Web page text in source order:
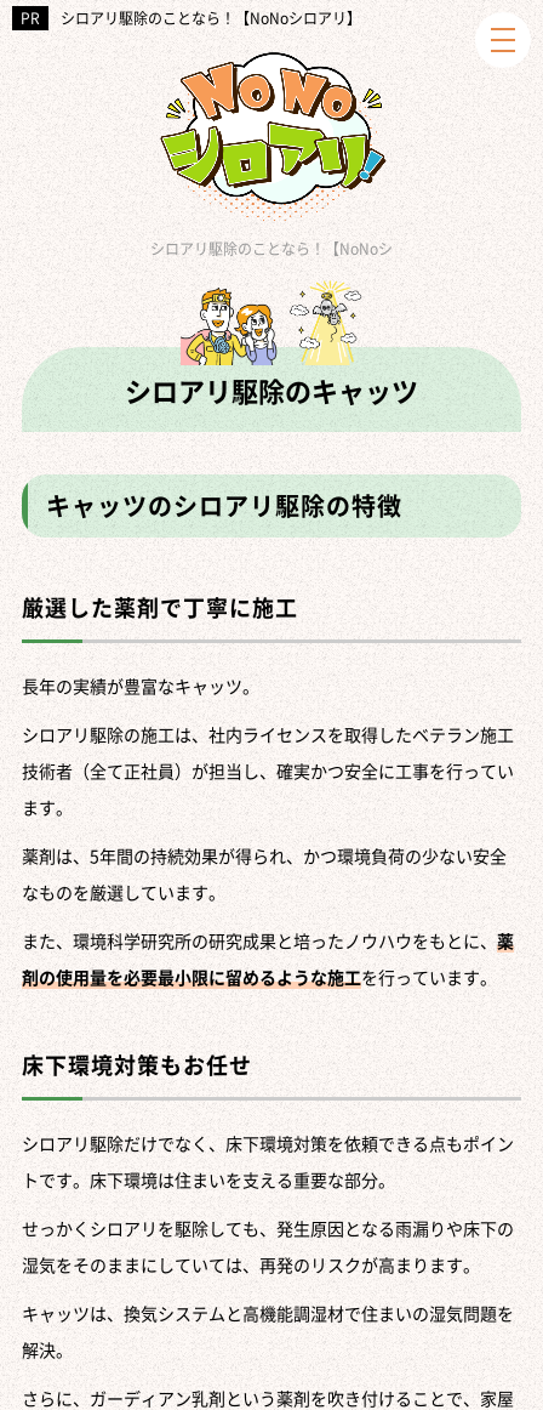
シロアリ駆除のことなら！【NoNoシロアリ】
シロアリ駆除のことなら！【NoNoシロアリ】 » シロアリ
シロアリ駆除のキャッツ
キャッツのシロアリ駆除の特徴
厳選した薬剤で丁寧に施工
長年の実績が豊富なキャッツ。
シロアリ駆除の施工は、社内ライセンスを取得したベテラン施工
技術者（全て正社員）が担当し、確実かつ安全に工事を行ってい
ます。
薬剤は、5年間の持続効果が得られ、かつ環境負荷の少ない安全
なものを厳選しています。
また、環境科学研究所の研究成果と培ったノウハウをもとに、 薬
剤の使用量を必要最小限に留めるような施工を行っています。
床下環境対策もお任せ
シロアリ駆除だけでなく、床下環境対策を依頼できる点もポイン
トです。床下環境は住まいを支える重要な部分。
せっかくシロアリを駆除しても、発生原因となる雨漏りや床下の
湿気をそのままにしていては、再発のリスクが高まります。
キャッツは、換気システムと高機能調湿材で住まいの湿気問題を
解決。
さらに、ガーディアン乳剤という薬剤を吹き付けることで、家屋